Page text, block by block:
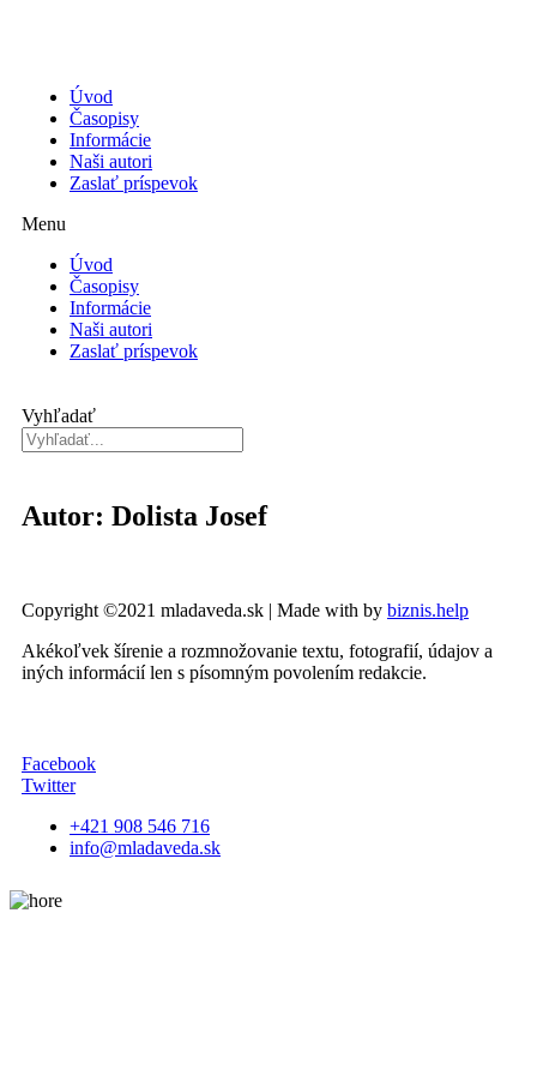
Úvod
Časopisy
Informácie
Naši autori
Zaslať príspevok
Menu
Úvod
Časopisy
Informácie
Naši autori
Zaslať príspevok
Vyhľadať
Autor: Dolista Josef
Copyright ©2021 mladaveda.sk | Made with by biznis.help
Akékoľvek šírenie a rozmnožovanie textu, fotografií, údajov a
iných informácií len s písomným povolením redakcie.
Facebook
Twitter
+421 908 546 716
info@mladaveda.sk